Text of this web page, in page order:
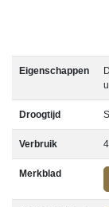
Eigenschappen
Droogtijd
Verbruik
Merkblad